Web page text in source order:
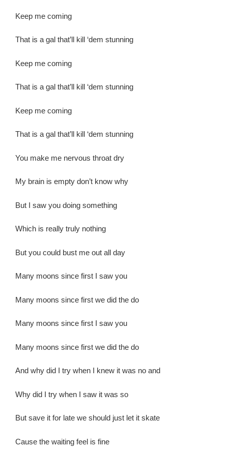
Keep me coming
That is a gal that’ll kill ‘dem stunning
Keep me coming
That is a gal that’ll kill ‘dem stunning
Keep me coming
That is a gal that’ll kill ‘dem stunning
You make me nervous throat dry
My brain is empty don’t know why
But I saw you doing something
Which is really truly nothing
But you could bust me out all day
Many moons since first I saw you
Many moons since first we did the do
Many moons since first I saw you
Many moons since first we did the do
And why did I try when I knew it was no and
Why did I try when I saw it was so
But save it for late we should just let it skate
Cause the waiting feel is fine